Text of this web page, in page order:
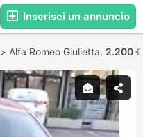
Inserisci un annuncio
> Alfa Romeo Giulietta, 2.200 €